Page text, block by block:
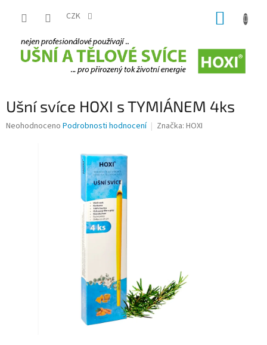
CZK
Ušní svíce HOXI s TYMIÁNEM 4ks
Průměrné
Neohodnoceno Podrobnosti hodnocení Značka: HOXI